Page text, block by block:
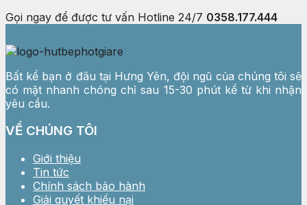
Gọi ngay để được tư vấn Hotline 24/7 0358.177.444
Bất kể bạn ở đâu tại Hưng Yên, đội ngũ của chúng tôi sẽ
có mặt nhanh chóng chỉ sau 15-30 phút kể từ khi nhận
yêu cầu.
VỀ CHÚNG TÔI
Giới thiệu
Tin tức
Chính sách bảo hành
Giải quyết khiếu nại